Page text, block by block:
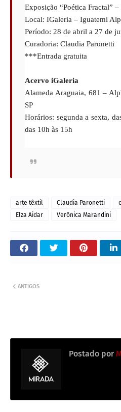
Exposição “Poética Fractal”
Local: IGaleria – Iguatemi
Período: 28 de abril a 27 de
Curadoria: Claudia Paronetti
***Entrada gratuita
Acervo iGaleria
Alameda Araguaia, 681 –
SP
Horários: segunda a sexta,
das 10h às 15h
arte têxtil Claudia Paronetti
Elza Aidar
Verônica Marandini
ANTIGOS
Postado por